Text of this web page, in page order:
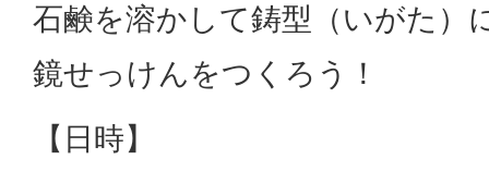
石鹸を溶かして鋳型（いがた）
鏡せっけんをつくろう！
【日時】